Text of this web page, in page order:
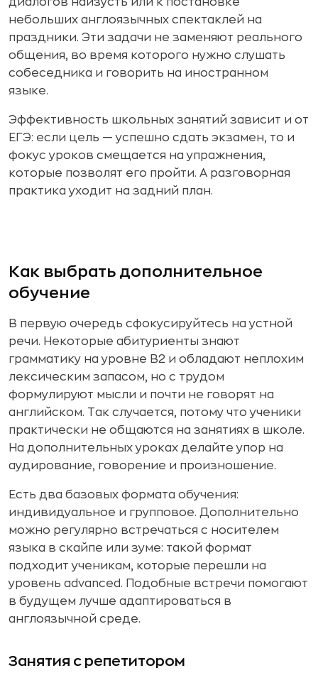
небольших англоязычных спектаклей на
праздники. Эти задачи не заменяют реального
общения, во время которого нужно слушать
собеседника и говорить на иностранном
языке.
Эффективность школьных занятий зависит и от
ЕГЭ: если цель — успешно сдать экзамен, то и
фокус уроков смещается на упражнения,
которые позволят его пройти. А разговорная
практика уходит на задний план.
Как выбрать дополнительное
обучение
В первую очередь сфокусируйтесь на устной
речи. Некоторые абитуриенты знают
грамматику на уровне B2 и обладают неплохим
лексическим запасом, но с трудом
формулируют мысли и почти не говорят на
английском. Так случается, потому что ученики
практически не общаются на занятиях в школе.
На дополнительных уроках делайте упор на
аудирование, говорение и произношение.
Есть два базовых формата обучения:
индивидуальное и групповое. Дополнительно
можно регулярно встречаться с носителем
языка в скайпе или зуме: такой формат
подходит ученикам, которые перешли на
уровень advanced. Подобные встречи помогают
в будущем лучше адаптироваться в
англоязычной среде.
Занятия с репетитором